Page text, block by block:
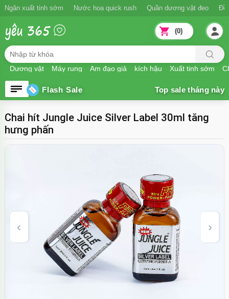
Ngăn xuất tinh sớm Nước hoa quick rush Quần dương vật đeo Đồ
Dương vật Máy rung Âm đạo giả kích hậu Xuất tinh sớm
(0)
Flash Sale
Chai hít Jungle Juice Silver Label 30ml tăng
hưng phấn